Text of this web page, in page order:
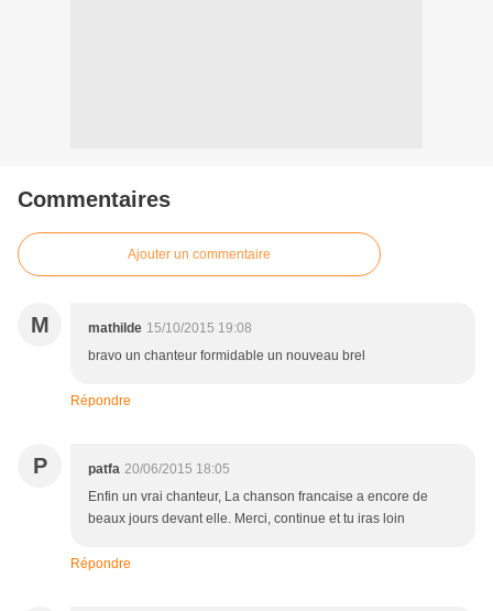
Commentaires
Ajouter un commentaire
M mathilde 15/10/2015 19:08
bravo un chanteur formidable un nouveau brel
Répondre
P patfa 20/06/2015 18:05
Enfin un vrai chanteur, La chanson francaise a encore de
beaux jours devant elle. Merci, continue et tu iras loin
Répondre